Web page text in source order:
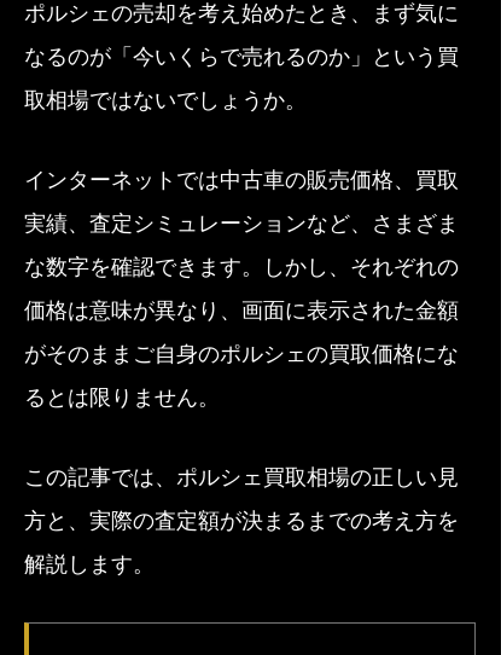
ポルシェの売却を考え始めたとき、まず気に
なるのが「今いくらで売れるのか」という買
取相場ではないでしょうか。
インターネットでは中古車の販売価格、買取
実績、査定シミュレーションなど、さまざま
な数字を確認できます。しかし、それぞれの
価格は意味が異なり、画面に表示された金額
がそのままご自身のポルシェの買取価格にな
るとは限りません。
この記事では、ポルシェ買取相場の正しい見
方と、実際の査定額が決まるまでの考え方を
解説します。